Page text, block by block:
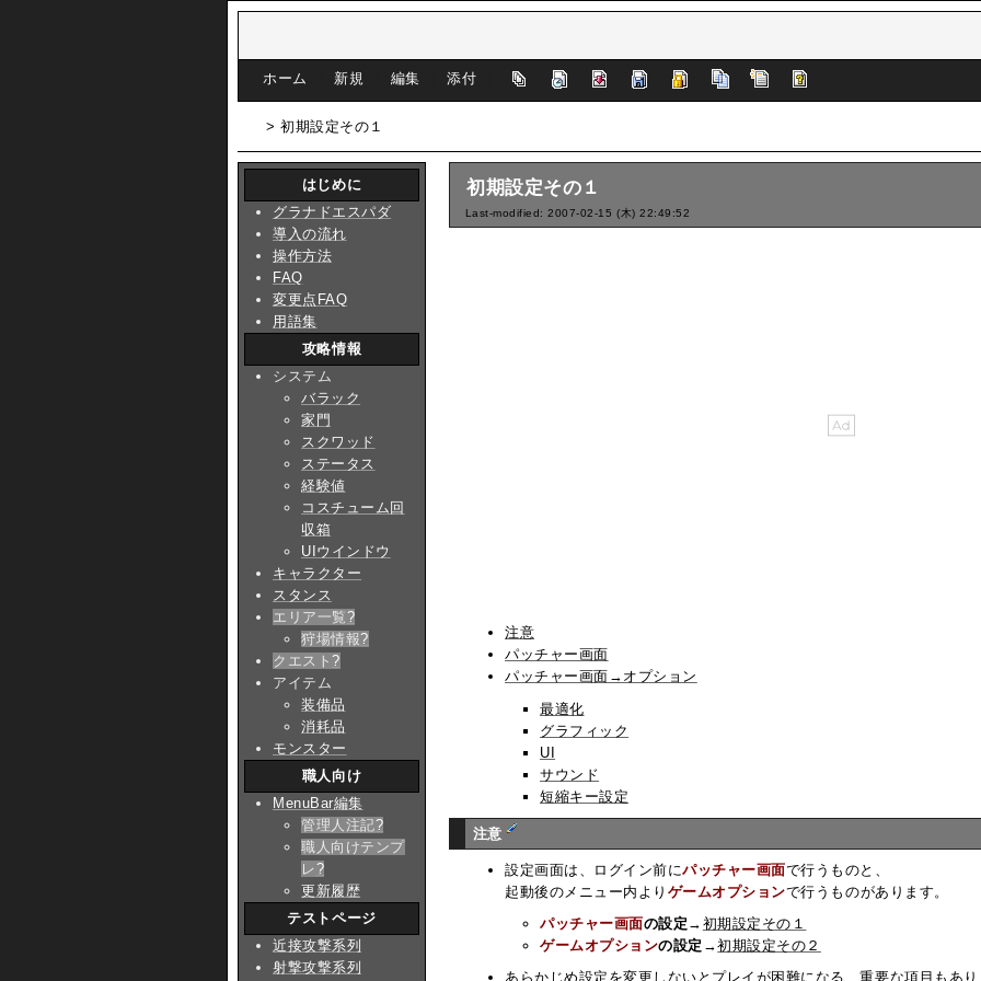
ホーム 新規 編集 添付
> 初期設定その１
初期設定その１
Last-modified: 2007-02-15 (木) 22:49:52
注意
パッチャー画面
パッチャー画面→オプション
最適化
グラフィック
UI
サウンド
短縮キー設定
注意
設定画面は、ログイン前にパッチャー画面で行うものと、
起動後のメニュー内より ゲームオプションで行うものがあります。
パッチャー画面の設定 → 初期設定その１
ゲームオプションの設定 →初期設定その２
あらかじめ設定を変更しないとプレイが困難になる、重要な項目もあ
はじめに
グラナドエスパダ
導入の流れ
操作方法
FAQ
変更点FAQ
用語集
攻略情報
システム
バラック
家門
スクワッド
ステータス
経験値
コスチューム回
収箱
UIウインドウ
キャラクター
スタンス
エリア一覧?
狩場情報?
クエスト?
アイテム
装備品
消耗品
モンスター
職人向け
MenuBar編集
管理人注記?
職人向けテンプ
レ?
更新履歴
テストページ
近接攻撃系列
射撃攻撃系列